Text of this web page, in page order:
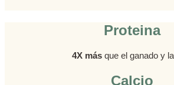
Proteina
4X más que el ganado y
Calcio